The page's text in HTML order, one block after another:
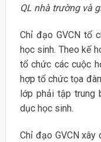
QL nhà trường và
Chỉ đạo GVCN tổ
học sinh. Theo kế
tổ chức các cuộc
hợp tổ chức tọa
lớp phải tập trung
dục học sinh.
Chỉ đạo GVCN